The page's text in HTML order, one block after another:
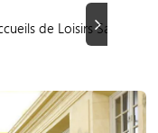
de Loisirs Sans
Suivant